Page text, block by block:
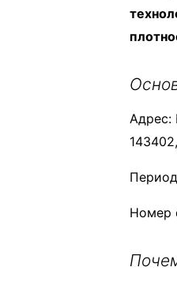
Адрес:
Номер